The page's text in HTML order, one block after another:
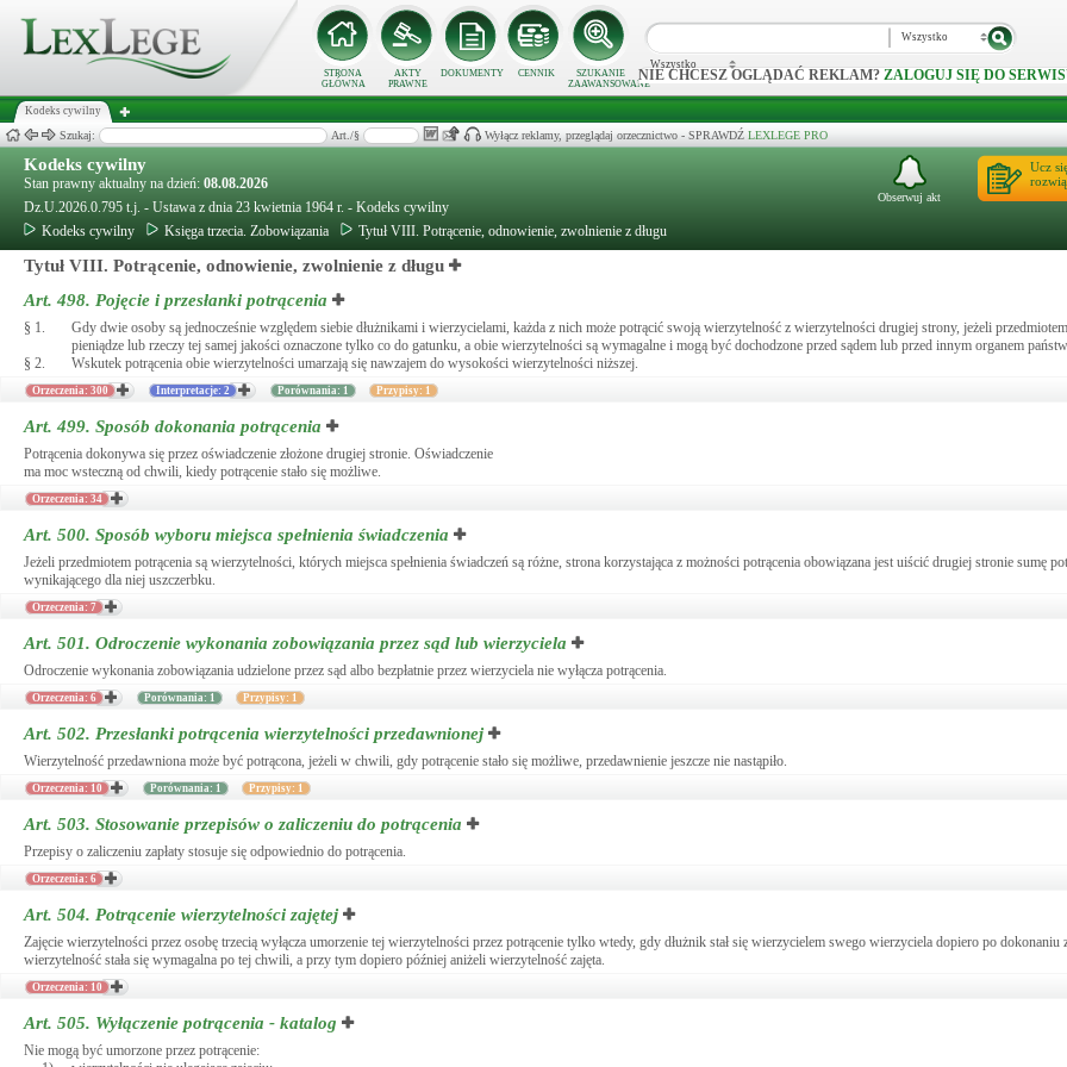
STRONA
GŁÓWNA
AKTY
PRAWNE
DOKUMENTY CENNIK
SZUKANIE
ZAAWANSOWANE
Wszystko
Wszystko
NIE CHCESZ OGLĄDAĆ REKLAM? ZALOGUJ SIĘ DO
Kodeks cywilny
Szukaj: Art./§ Wyłącz reklamy, przeglądaj orzecznictwo - SPRAWDŹ LEXLEGE PRO
Kodeks cywilny
Stan prawny aktualny na dzień: 08.08.2026
Dz.U.2026.0.795 t.j. - Ustawa z dnia 23 kwietnia 1964 r. - Kodeks cywilny
Kodeks cywilny
Księga trzecia. Zobowiązania Tytuł VIII. Potrącenie, odnowienie, zwolnienie z długu
Ucz
Obserwuj akt
Tytuł VIII. Potrącenie, odnowienie, zwolnienie z długu
Art. 498. Pojęcie i przesłanki potrącenia
§ 1.
Gdy dwie osoby są jednocześnie względem siebie dłużnikami i wierzycielami, każda z nich może potrącić swoją wierzytelność z wierzytelności drugiej strony, jeżeli
pieniądze lub rzeczy tej samej jakości oznaczone tylko co do gatunku, a obie wierzytelności są wymagalne i mogą być dochodzone przed sądem lub przed innym organem
§ 2.
Wskutek potrącenia obie wierzytelności umarzają się nawzajem do wysokości wierzytelności niższej.
Orzeczenia: 300 Interpretacje: 2 Porównania: 1 Przypisy: 1
Art. 499. Sposób dokonania potrącenia
Potrącenia dokonywa się przez oświadczenie złożone drugiej stronie. Oświadczenie
ma moc wsteczną od chwili, kiedy potrącenie stało się możliwe.
Orzeczenia: 34
Art. 500. Sposób wyboru miejsca spełnienia świadczenia
Jeżeli przedmiotem potrącenia są wierzytelności, których miejsca spełnienia świadczeń są różne, strona korzystająca z możności potrącenia obowiązana jest uiścić drugiej stronie sumę
wynikającego dla niej uszczerbku.
Orzeczenia: 7
Art. 501. Odroczenie wykonania zobowiązania przez sąd lub wierzyciela
Odroczenie wykonania zobowiązania udzielone przez sąd albo bezpłatnie przez wierzyciela nie wyłącza potrącenia.
Orzeczenia: 6 Porównania: 1 Przypisy: 1
Art. 502. Przesłanki potrącenia wierzytelności przedawnionej
Wierzytelność przedawniona może być potrącona, jeżeli w chwili, gdy potrącenie stało się możliwe, przedawnienie jeszcze nie nastąpiło.
Orzeczenia: 10 Porównania: 1 Przypisy: 1
Art. 503. Stosowanie przepisów o zaliczeniu do potrącenia
Przepisy o zaliczeniu zapłaty stosuje się odpowiednio do potrącenia.
Orzeczenia: 6
Art. 504. Potrącenie wierzytelności zajętej
Zajęcie wierzytelności przez osobę trzecią wyłącza umorzenie tej wierzytelności przez potrącenie tylko wtedy, gdy dłużnik stał się wierzycielem swego wierzyciela dopiero po dokonaniu
wierzytelność stała się wymagalna po tej chwili, a przy tym dopiero później aniżeli wierzytelność zajęta.
Orzeczenia: 10
Art. 505. Wyłączenie potrącenia - katalog
Nie mogą być umorzone przez potrącenie: